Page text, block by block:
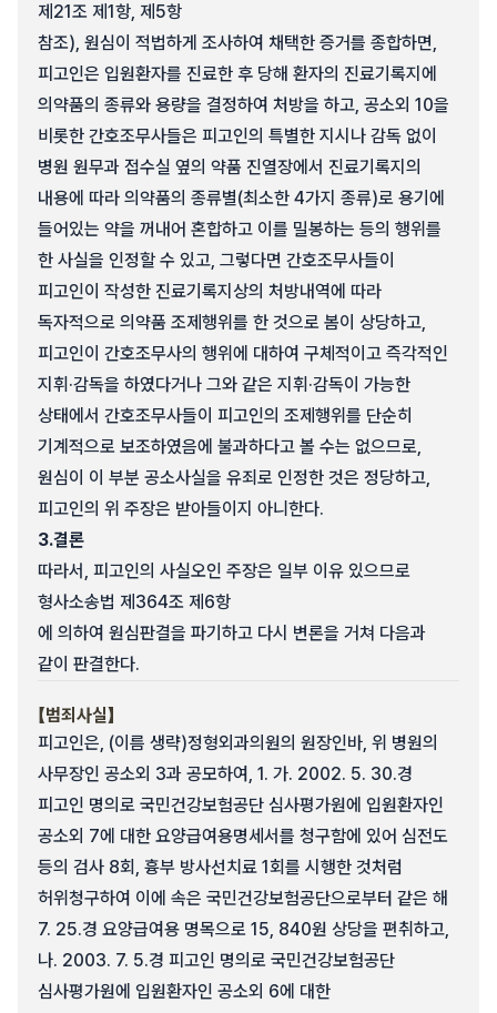
제21조 제1항, 제5항
참조), 원심이 적법하게 조사하여 채택한 증거를 종합하면,
피고인은 입원환자를 진료한 후 당해 환자의 진료기록지에
의약품의 종류와 용량을 결정하여 처방을 하고, 공소외 10을
비롯한 간호조무사들은 피고인의 특별한 지시나 감독 없이
병원 원무과 접수실 옆의 약품 진열장에서 진료기록지의
내용에 따라 의약품의 종류별(최소한 4가지 종류)로 용기에
들어있는 약을 꺼내어 혼합하고 이를 밀봉하는 등의 행위를
한 사실을 인정할 수 있고, 그렇다면 간호조무사들이
피고인이 작성한 진료기록지상의 처방내역에 따라
독자적으로 의약품 조제행위를 한 것으로 봄이 상당하고,
피고인이 간호조무사의 행위에 대하여 구체적이고 즉각적인
지휘·감독을 하였다거나 그와 같은 지휘·감독이 가능한
상태에서 간호조무사들이 피고인의 조제행위를 단순히
기계적으로 보조하였음에 불과하다고 볼 수는 없으므로,
원심이 이 부분 공소사실을 유죄로 인정한 것은 정당하고,
피고인의 위 주장은 받아들이지 아니한다.
3.결론
따라서, 피고인의 사실오인 주장은 일부 이유 있으므로
형사소송법 제364조 제6항
에 의하여 원심판결을 파기하고 다시 변론을 거쳐 다음과
같이 판결한다.
【범죄사실】
피고인은, (이름 생략)정형외과의원의 원장인바, 위 병원의
사무장인 공소외 3과 공모하여, 1. 가. 2002. 5. 30.경
피고인 명의로 국민건강보험공단 심사평가원에 입원환자인
공소외 7에 대한 요양급여용명세서를 청구함에 있어 심전도
등의 검사 8회, 흉부 방사선치료 1회를 시행한 것처럼
허위청구하여 이에 속은 국민건강보험공단으로부터 같은 해
7. 25.경 요양급여용 명목으로 15, 840원 상당을 편취하고,
나. 2003. 7. 5.경 피고인 명의로 국민건강보험공단
심사평가원에 입원환자인 공소외 6에 대한